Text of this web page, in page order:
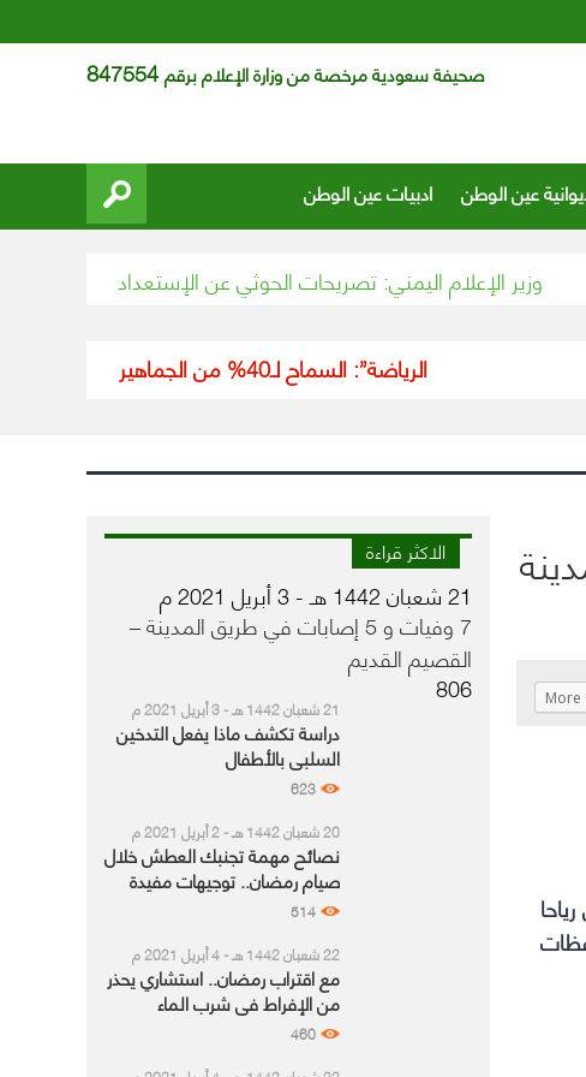
صحيفة سعودية مرخصة من وزارة الإعلام برقم847554
عين الوطن ادبيات عين الوطن
وزير الإعلام اليمني: تصريحات الحوثي عن الإستعداد لتبادل الأسرى
“الرياضة”: السماح لـ40% من الجماهير “المحصّنين” بحضور مباراة السعودية وفلسطين
More
الاكثر قراءة
21 شعبان 1442 هـ - 3 أبريل 2021 م
7 وفيات و 5 إصابات في طريق المدينة –
القصيم القديم
806
21 شعبان 1442 هـ - 3 أبريل 2021 م
دراسة تكشف ماذا يفعل التدخين
السلبي بالأطفال
623
20 شعبان 1442 هـ - 2 أبريل 2021 م
نصائح مهمة تجنبك العطش خلال
صيام رمضان.. توجيهات مفيدة
للمرضى
514
22 شعبان 1442 هـ - 4 أبريل 2021 م
مع اقتراب رمضان.. استشاري يحذر
من الإفراط في شرب الماء
بالسحور
460